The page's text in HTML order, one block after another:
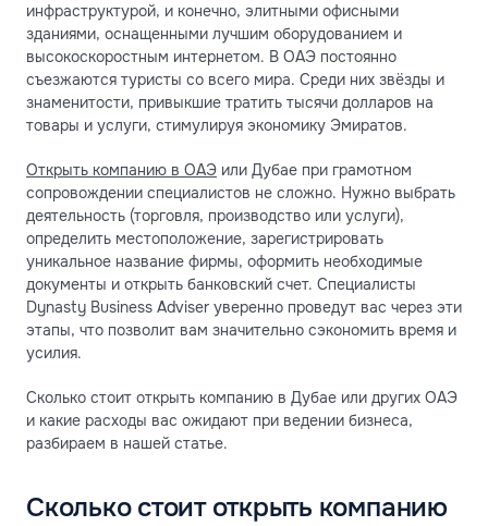
инфраструктурой, и конечно, элитными офисными
зданиями, оснащенными лучшим оборудованием и
высокоскоростным интернетом. В ОАЭ постоянно
съезжаются туристы со всего мира. Среди них звёзды и
знаменитости, привыкшие тратить тысячи долларов на
товары и услуги, стимулируя экономику Эмиратов.
Открыть компанию в ОАЭ или Дубае при грамотном
сопровождении специалистов не сложно. Нужно выбрать
деятельность (торговля, производство или услуги),
определить местоположение, зарегистрировать
уникальное название фирмы, оформить необходимые
документы и открыть банковский счет. Специалисты
Dynasty Business Adviser уверенно проведут вас через эти
этапы, что позволит вам значительно сэкономить время и
усилия.
Сколько стоит открыть компанию в Дубае или других ОАЭ
и какие расходы вас ожидают при ведении бизнеса,
разбираем в нашей статье.
Сколько стоит открыть компанию